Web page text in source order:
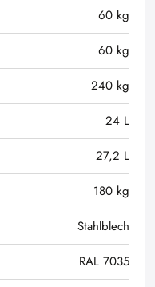
60 kg
60 kg
240 kg
24 L
27,2 L
180 kg
Stahlblech
RAL 7035